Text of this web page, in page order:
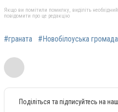
Якщо ви помітили помилку, виділіть
повідомити про це редакцію
#граната #Новобілоуська громада
Поділіться та підписуйтесь на